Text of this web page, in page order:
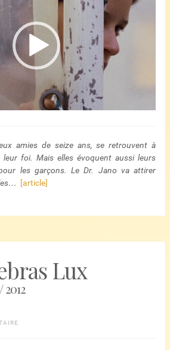
amies de seize ans, se retrouvent à
leur foi. Mais elles évoquent aussi leurs
les garçons. Le Dr. Jano va attirer
[article]
Lux